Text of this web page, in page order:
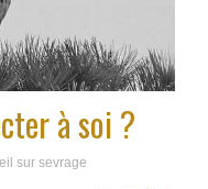
à soi ?
sur sevrage